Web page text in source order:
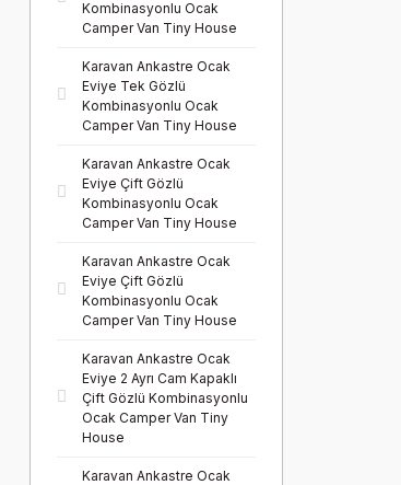
Kombinasyonlu Ocak
Camper Van Tiny House
Karavan Ankastre Ocak
Eviye Tek Gözlü
Kombinasyonlu Ocak
Camper Van Tiny House
Karavan Ankastre Ocak
Eviye Çift Gözlü
Kombinasyonlu Ocak
Camper Van Tiny House
Karavan Ankastre Ocak
Eviye Çift Gözlü
Kombinasyonlu Ocak
Camper Van Tiny House
Karavan Ankastre Ocak
Eviye 2 Ayrı Cam Kapaklı
Çift Gözlü Kombinasyonlu
Ocak Camper Van Tiny
House
Karavan Ankastre Ocak